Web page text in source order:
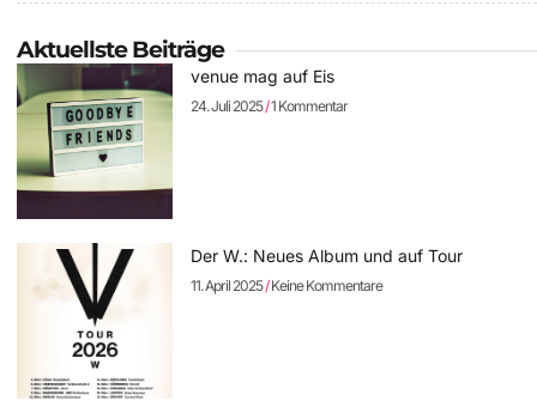
Aktuellste Beiträge
venue mag auf Eis
24. Juli 2025 1 Kommentar
Der W.: Neues Album und auf Tour
11. April 2025 Keine Kommentare